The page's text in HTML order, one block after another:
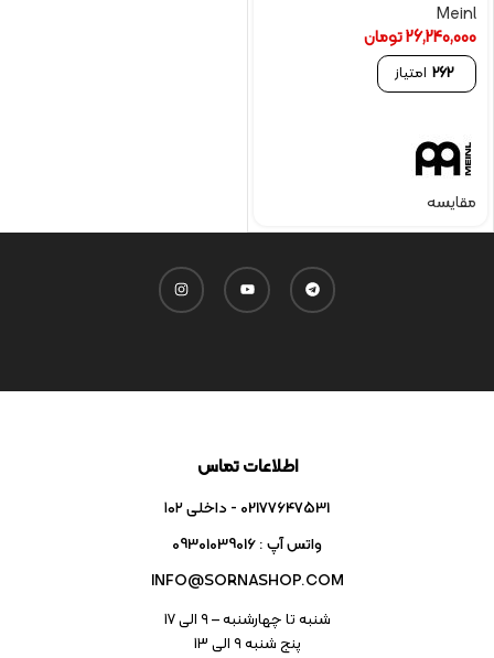
Meinl
26,240,000تومان
262 امتیاز
مقایسه
اطلاعات تماس
02177647531 - داخلی ۱۰۲
واتس آپ : 09301039016
INFO@SORNASHOP.COM
شنبه تا چهارشنبه – ۹ الی 17
پنج شنبه ۹ الی 13